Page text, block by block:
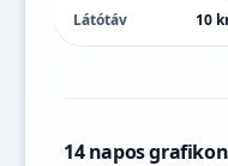
Látótáv
10
14 napos grafikon